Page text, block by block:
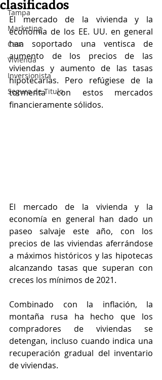
Tampa
Marketing
Casa
Vivienda
Inversionista
Seguro de Titulo
clasificados
El mercado de la vivienda y la
economía de los EE. UU. en general
han soportado una ventisca de
aumento de los precios de las
viviendas y aumento de las tasas
hipotecarias. Pero refúgiese de la
tormenta con estos mercados
financieramente sólidos.
El mercado de la vivienda y la
economía en general han dado un
paseo salvaje este año, con los
precios de las viviendas aferrándose
a máximos históricos y las hipotecas
alcanzando tasas que superan con
creces los mínimos de 2021.
Combinado con la inflación, la
montaña rusa ha hecho que los
compradores de viviendas se
detengan, incluso cuando indica una
recuperación gradual del inventario
de viviendas.